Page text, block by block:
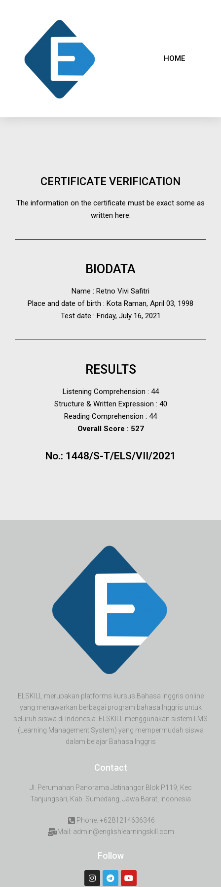
HOME
CERTIFICATE VERIFICATION
The information on the certificate must be exact some as
written here:
BIODATA
Name : Retno Vivi Safitri
Place and date of birth : Kota Raman, April 03, 1998
Test date : Friday, July 16, 2021
RESULTS
Listening Comprehension : 44
Structure & Written Expression : 40
Reading Comprehension : 44
Overall Score : 527
No.: 1448/S-T/ELS/VII/2021
ELSKILL merupakan platforms kursus Bahasa Inggris online
yang menawarkan berbagai program bahasa Inggris untuk
seluruh siswa di Indonesia. ELSKILL menggunakan sistem LMS
(Learning Management System) yang mempermudah siswa
dalam belajar Bahasa Inggris
Contact
Jl. Perumahan Panorama Jatinangor Blok P119, Kec
Tanjungsari, Kab. Sumedang, Jawa Barat, Indonesia
Phone: +6281214636346
Mail: admin@englishlearningskill.com
Follow